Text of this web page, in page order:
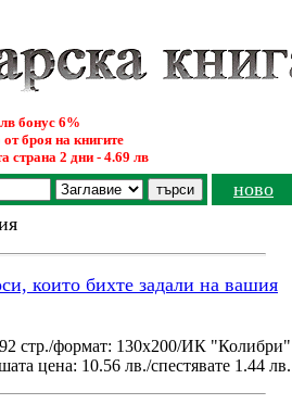
бонус 6%
броя на книгите
страна 2 дни - 4.69 лв
ново
които бихте задали на вашия
стр./формат: 130х200/ИК "Колибри"
цена: 10.56 лв./спестявате 1.44 лв.